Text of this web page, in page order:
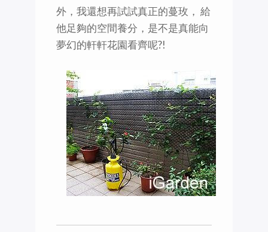
外，我還想再試試真正的蔓玫， 給
他足夠的空間養分，是不是真能向
夢幻的軒軒花園看齊呢?!